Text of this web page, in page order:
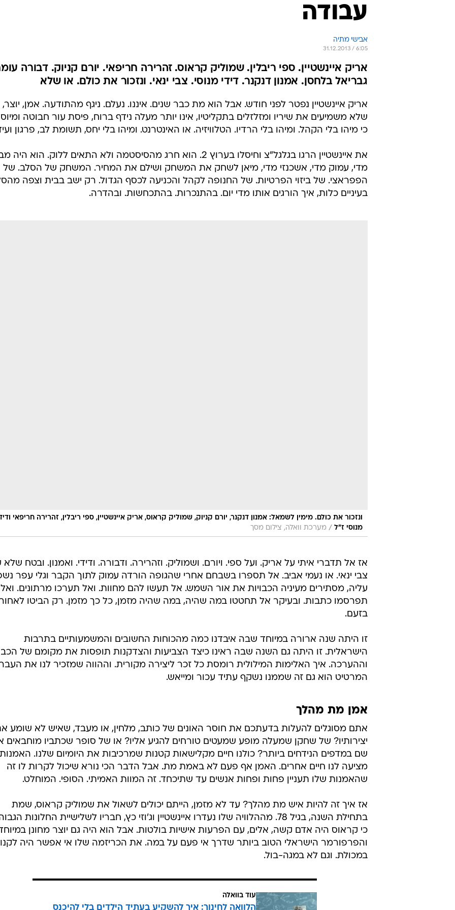
עבודה
אבישי מתיה
31.12.2013 / 6:05
אריק איינשטיין. ספי ריבלין. שמוליק קראוס. זהרירה חריפאי. יורם קניוק. דבורה
גבריאל בלחסן. אמנון דנקנר. דידי מנוסי. צבי ינאי. ונזכור את כולם. או שלא
אריק איינשטיין נפטר לפני חודש. אבל הוא מת כבר שנים. איננו. נעלם. ניגף מהתודעה. אמן,
שלא משמיעים את שיריו ומזלזלים בתקליטיו, אינו יותר מעלה נידף ברוח, פיסת עור חבוטה
כי מיהו בלי הקהל. ומיהו בלי הרדיו. הטלוויזיה. או האינטרנט. ומיהו בלי יחס, תשומת לב, פרגון
את איינשטיין הרגו בגלגל"צ וחיסלו בערוץ 2. הוא חרג מהסיסטמה ולא התאים ללוק. הוא
מדי, עמוק מדי, אשכנזי מדי, מיאן לשחק את המשחק ושילם את המחיר. המשחק של הסלב. של
הפפראצי. של ביזוי הפרטיות. של החנופה לקהל והכניעה לכסף הגדול. רק ישב בבית וצפה
בעיניים כלות, איך הורגים אותו מדי יום. בהתנכרות. בהתכחשות. ובהדרה.
ונזכור את כולם. מימין לשמאל: אמנון דנקנר, יורם קניוק, שמוליק קראוס, אריק איינשטיין, ספי ריבלין, זהרירה חריפאי
מנוסי ז"ל / מערכת וואלה, צילום מסך
אז אל תדברי איתי על אריק. ועל ספי. ויורם. ושמוליק. וזהרירה. ודבורה. ודידי. ואמנון. ובטח שלא
צבי ינאי. או נעמי אביב. אל תספרו בשבחם אחרי שהגופה הורדה עמוק לתוך הקבר וגלי עפר
עליה, מסתירים מעיניה הכבויות את אור השמש. אל תעשו להם מחוות. ואל תערכו מרתונים. ואל
תפרסמו כתבות. ובעיקר אל תחטטו במה שהיה, במה שהיה מזמן, כל כך מזמן. רק הביטו
בזעם.
זו היתה שנה ארורה במיוחד שבה איבדנו כמה מהכוחות החשובים והמשמעותיים בתרבות
הישראלית. זו היתה גם השנה שבה ראינו כיצד הצביעות והצדקנות תופסות את מקומם של
וההערכה. איך האלימות המילולית רומסת כל זכר ליצירה מקורית. וההווה שמזכיר לנו את
המרטיט הוא גם זה שממנו נשקף עתיד עכור ומייאש.
אמן מת מהלך
אתם מסוגלים להעלות בדעתכם את חוסר האונים של כותב, מלחין, או מעבד, שאיש לא שומע
יצירותיו? של שחקן שמעלה מופע שמעטים טורחים להגיע אליו? או של סופר שכתביו מוחבאים
שם במדפים הנידחים ביותר? כולנו חיים מקלישאות קטנות שמרכיבות את היומיום שלנו. האמנות
מציעה לנו חיים אחרים. האמן אף פעם לא באמת מת. אבל הדבר הכי נורא שיכול לקרות לו זה
שהאמנות שלו תעניין פחות ופחות אנשים עד שתיכחד. זה המוות האמיתי. הסופי. המוחלט.
אז איך זה להיות איש מת מהלך? עד לא מזמן, הייתם יכולים לשאול את שמוליק קראוס, שמת
בתחילת השנה, בגיל 78. מההלוויה שלו נעדרו איינשטיין וג'וזי כץ, חבריו לשלישיית החלונות
כי קראוס היה אדם קשה, אלים, עם הפרעות אישיות בולטות. אבל הוא היה גם יוצר מחונן
והפרפורמר הישראלי הטוב ביותר שדרך אי פעם על במה. את הכריזמה שלו אי אפשר היה
במכולת. וגם לא במגה-בול.
עוד בוואלה
הלוואה לחינוך: איך להשקיע בעתיד הילדים בלי להיכנס